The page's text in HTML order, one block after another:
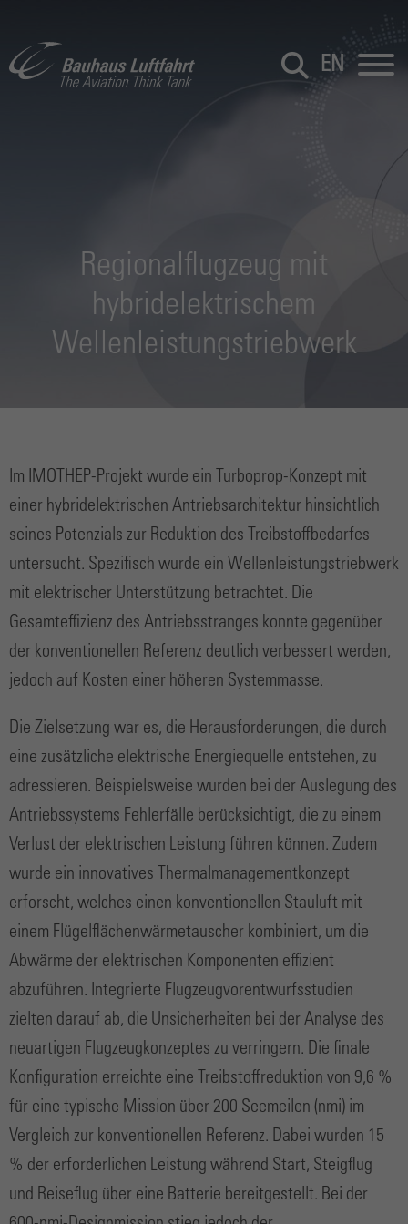
EN
Regionalflugzeug mit
hybridelektrischem
Wellenleistungs­triebwerk
Im IMOTHEP-Projekt wurde ein Turboprop-Konzept mit
einer hybridelektrischen Antriebsarchitektur hinsichtlich
seines Potenzials zur Reduktion des Treibstoffbedarfes
untersucht. Spezifisch wurde ein Wellenleistungstriebwerk
mit elektrischer Unterstützung betrachtet. Die
Gesamteffizienz des Antriebsstranges konnte gegenüber
der konventionellen Referenz deutlich verbessert werden,
jedoch auf Kosten einer höheren Systemmasse.
Die Zielsetzung war es, die Herausforderungen, die durch
eine zusätzliche elektrische Energiequelle entstehen, zu
adressieren. Beispielsweise wurden bei der Auslegung des
Antriebssystems Fehlerfälle berücksichtigt, die zu einem
Verlust der elektrischen Leistung führen können. Zudem
wurde ein innovatives Thermalmanagementkonzept
erforscht, welches einen konventionellen Stauluft mit
einem Flügelflächenwärmetauscher kombiniert, um die
Abwärme der elektrischen Komponenten effizient
abzuführen. Integrierte Flugzeugvorentwurfsstudien
zielten darauf ab, die Unsicherheiten bei der Analyse des
neuartigen Flugzeugkonzeptes zu verringern. Die finale
Konfiguration erreichte eine Treibstoffreduktion von 9,6 %
für eine typische Mission über 200 Seemeilen (nmi) im
Vergleich zur konventionellen Referenz. Dabei wurden 15
% der erforderlichen Leistung während Start, Steigflug
und Reiseflug über eine Batterie bereitgestellt. Bei der